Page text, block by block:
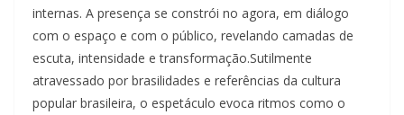
internas. A presença se constrói no agora, em diálogo
com o espaço e com o público, revelando camadas de
escuta, intensidade e transformação.Sutilmente
atravessado por brasilidades e referências da cultura
popular brasileira, o espetáculo evoca ritmos como o